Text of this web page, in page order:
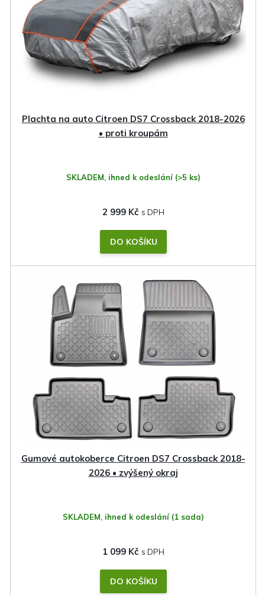
Plachta na auto Citroen DS7 Crossback 2018-2026
• proti kroupám
SKLADEM, ihned k odeslání (>5 ks)
2 999 Kč
DO KOŠÍKU
Gumové autokoberce Citroen DS7 Crossback 2018-
2026 • zvýšený okraj
SKLADEM, ihned k odeslání (1 sada)
1 099 Kč
DO KOŠÍKU